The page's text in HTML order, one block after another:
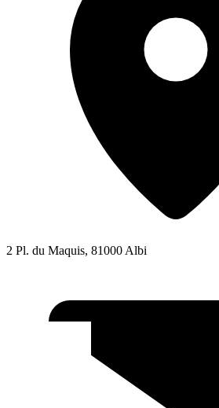
2 Pl. du Maquis, 81000 Albi